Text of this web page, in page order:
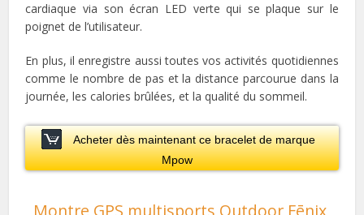
cardiaque via son écran LED verte qui se plaque sur le
poignet de l’utilisateur.
En plus, il enregistre aussi toutes vos activités quotidiennes
comme le nombre de pas et la distance parcourue dans la
journée, les calories brûlées, et la qualité du sommeil.
Acheter dès maintenant ce bracelet de marque
Mpow